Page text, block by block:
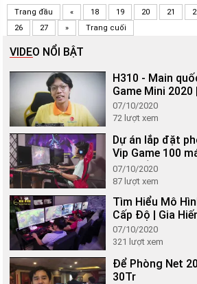
Trang đầu « 18 19 20 21
26
27 » Trang cuối
VIDEO NỔI BẬT
H310 - Main
Game Mini
07/10/2020
72 lượt xem
Dự án lắp đặt
Vip Game 100
Gia Hiến
07/10/2020
87 lượt xem
Tìm Hiểu Mô
Cấp Độ | Gia
07/10/2020
321 lượt xem
Để Phòng Net
30Tr